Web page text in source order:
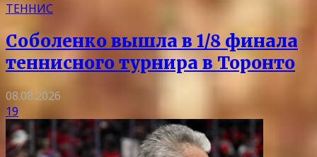
ТЕННИС
Соболенко вышла в 1/8 финала
теннисного турнира в Торонто
08.08.2026
19